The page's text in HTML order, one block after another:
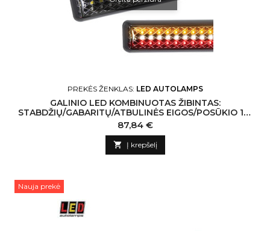
PREKĖS ŽENKLAS: LED AUTOLAMPS
GALINIO LED KOMBINUOTAS ŽIBINTAS:
STABDŽIŲ/GABARITŲ/ATBULINĖS EIGOS/POSŪKIO 12-
24V
Kaina
87,84 €
 Į krepšelį
Nauja prekė